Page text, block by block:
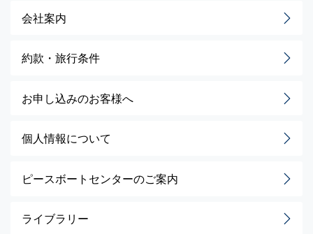
会社案内
約款・旅行条件
お申し込みのお客様へ
個人情報について
ピースボートセンターのご案内
ライブラリー